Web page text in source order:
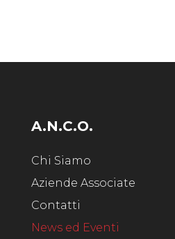
A.N.C.O.
Chi Siamo
Aziende Associate
Contatti
News ed Eventi